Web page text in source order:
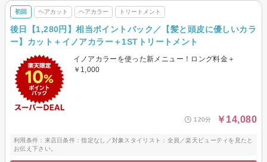
初回 ヘアカット ヘアカラー トリートメント
後日【1,280円】相当ポイントバック／【髪と頭皮に優しいカラ
ー】カット＋イノアカラー＋1STトリートメント
イノアカラーを使った新メニュー！ロング料金＋
￥1,000
120分 ￥14,080
利用条件：来店日条件：指定なし／対象スタイリスト：全員／楽天ビューティを見たと
お伝え下さい。